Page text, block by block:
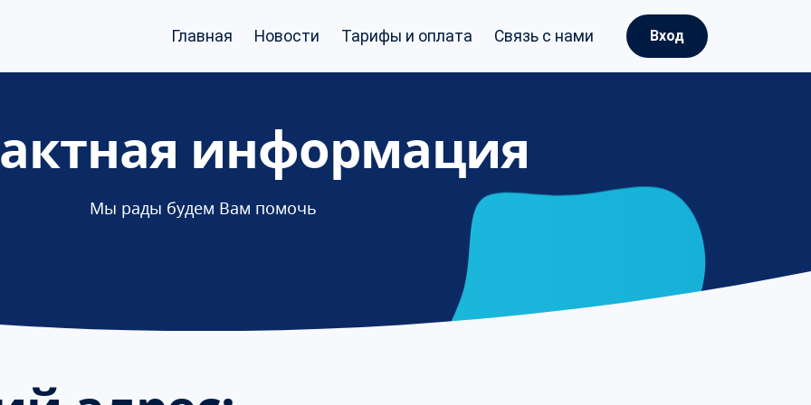
Вход
Главная Новости Тарифы и оплата Связь с нами
информация
Мы рады будем Вам помочь